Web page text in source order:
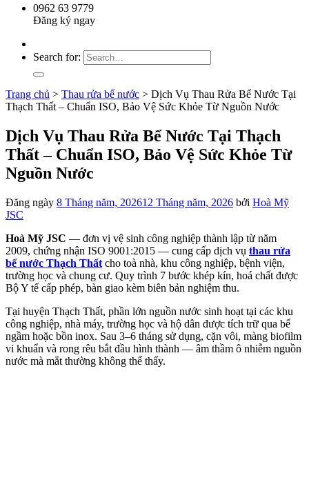
0962 63 9779
Đăng ký ngay
Search for:
Trang chủ > Thau rửa bể nước > Dịch Vụ Thau Rửa Bể Nước Tại
Thạch Thất – Chuẩn ISO, Bảo Vệ Sức Khỏe Từ Nguồn Nước
Dịch Vụ Thau Rửa Bể Nước Tại Thạch
Thất – Chuẩn ISO, Bảo Vệ Sức Khỏe Từ
Nguồn Nước
Đăng ngày 8 Tháng năm, 202612 Tháng năm, 2026 bởi Hoà Mỹ
JSC
Hoà Mỹ JSC — đơn vị vệ sinh công nghiệp thành lập từ năm
2009, chứng nhận ISO 9001:2015 — cung cấp dịch vụ thau rửa
bể nước Thạch Thất cho toà nhà, khu công nghiệp, bệnh viện,
trường học và chung cư. Quy trình 7 bước khép kín, hoá chất được
Bộ Y tế cấp phép, bàn giao kèm biên bản nghiệm thu.
Tại huyện Thạch Thất, phần lớn nguồn nước sinh hoạt tại các khu
công nghiệp, nhà máy, trường học và hộ dân được tích trữ qua bể
ngầm hoặc bồn inox. Sau 3–6 tháng sử dụng, cặn vôi, màng biofilm
vi khuẩn và rong rêu bắt đầu hình thành — âm thầm ô nhiễm nguồn
nước mà mắt thường không thể thấy.